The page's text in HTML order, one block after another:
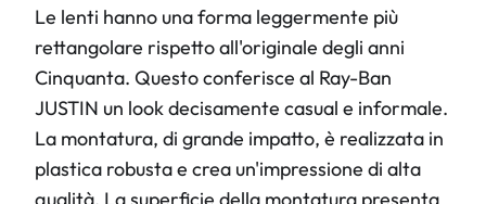
Le lenti hanno una forma leggermente più
rettangolare rispetto all'originale degli anni
Cinquanta. Questo conferisce al Ray-Ban
JUSTIN un look decisamente casual e informale.
La montatura, di grande impatto, è realizzata in
plastica robusta e crea un'impressione di alta